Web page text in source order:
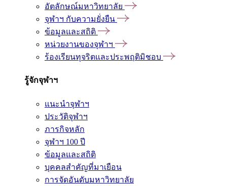
อัตลักษณ์มหาวิทยาลัย
จุฬาฯ กับความยั่งยืน
ข้อมูลและสถิติ
หน่วยงานของจุฬาฯ
ร้องเรียนทุจริตและประพฤติมิชอบ
รู้จักจุฬาฯ
แนะนำจุฬาฯ
ประวัติจุฬาฯ
ภารกิจหลัก
จุฬาฯ 100 ปี
ข้อมูลและสถิติ
บุคคลสำคัญที่มาเยือน
การจัดอันดับมหาวิทยาลัย